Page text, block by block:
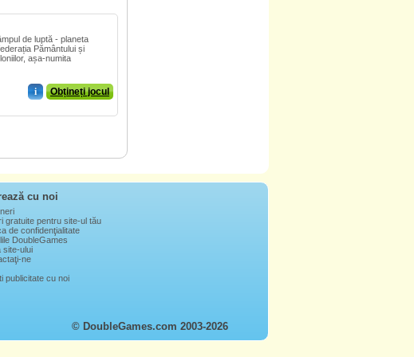
de luptă - planeta
Pământului și
așa-numita
i Obțineți jocul
cu noi
gratuite pentru site-ul tău
de confidenţialitate
DoubleGames
site-ului
ne
publicitate cu noi
© DoubleGames.com 2003-2026